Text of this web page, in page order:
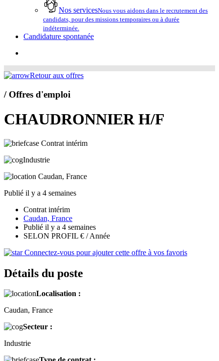
Nos servicesNous vous aidons dans le recrutement des
candidats, pour des missions temporaires ou à durée
indéterminée.
Candidature spontanée
Retour aux offres
/ Offres d'emploi
CHAUDRONNIER H/F
Contrat intérim
Industrie
Caudan, France
Publié il y a 4 semaines
Contrat intérim
Caudan, France
Publié il y a 4 semaines
SELON PROFIL € / Année
Connectez-vous pour ajouter cette offre à vos favoris
Détails du poste
Localisation :
Caudan, France
Secteur :
Industrie